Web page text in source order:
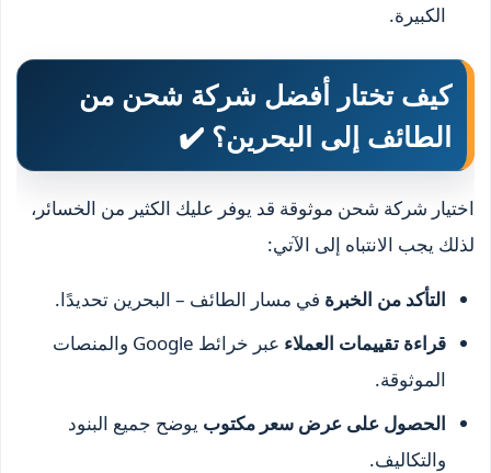
الكبيرة.
كيف تختار أفضل شركة شحن من
الطائف إلى البحرين؟ ✔️
اختيار شركة شحن موثوقة قد يوفر عليك الكثير من الخسائر،
لذلك يجب الانتباه إلى الآتي:
التأكد من الخبرة في مسار الطائف – البحرين تحديدًا.
قراءة تقييمات العملاء
عبر خرائط Google والمنصات
الموثوقة.
الحصول على عرض سعر مكتوب يوضح جميع البنود
والتكاليف.